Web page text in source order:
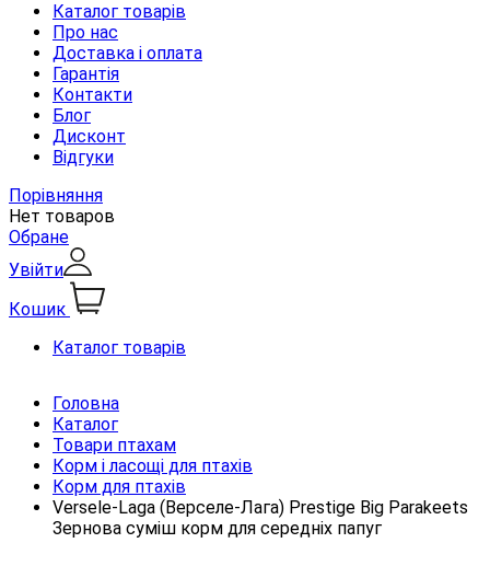
Каталог товарів
Про нас
Доставка і оплата
Гарантія
Контакти
Блог
Дисконт
Відгуки
Порівняння
Нет товаров
Обране
Увійти
Кошик
Каталог товарів
Головна
Каталог
Товари птахам
Корм і ласощі для птахів
Корм для птахів
Versele-Laga (Верселе-Лага) Prestige Big Parakeets
Зернова суміш корм для середніх папуг